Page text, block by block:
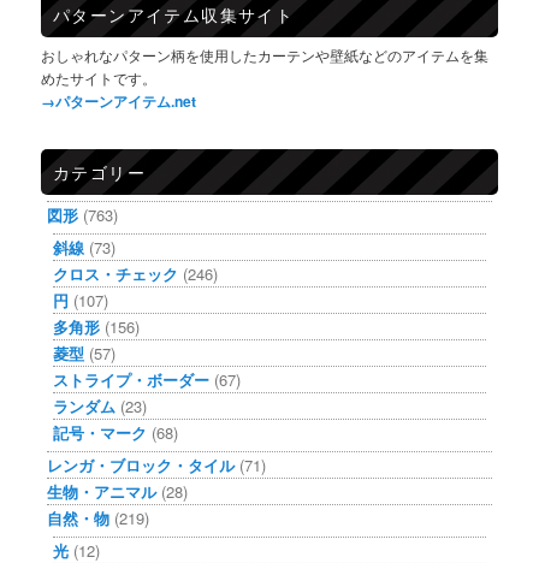
パターンアイテム収集サイト
おしゃれなパターン柄を使用したカーテンや壁紙などのアイテムを集
めたサイトです。
→パターンアイテム.net
カテゴリー
図形 (763)
斜線 (73)
クロス・チェック (246)
円 (107)
多角形 (156)
菱型 (57)
ストライプ・ボーダー (67)
ランダム (23)
記号・マーク (68)
レンガ・ブロック・タイル(71)
生物・アニマル(28)
自然・物 (219)
光 (12)